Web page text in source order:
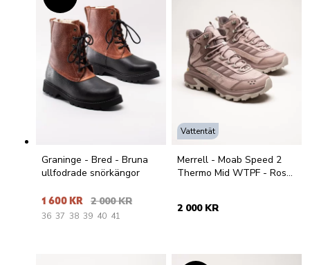
Graninge - Bred - Bruna
ullfodrade snörkängor
1 600 KR 2 000 KR
36 37 38 39 40 41
Vattentät
Merrell - Moab Speed 2
Thermo Mid WTPF - Rosa
2 000 KR